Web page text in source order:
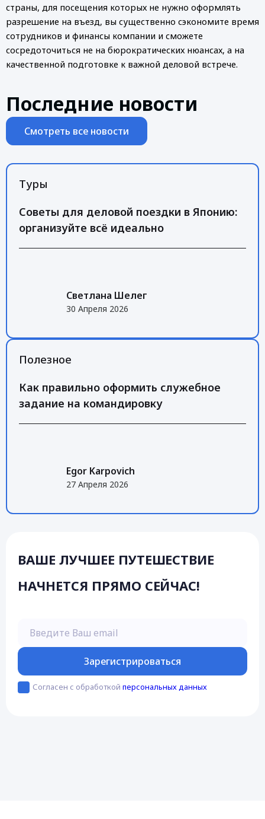
страны, для посещения которых не нужно оформлять
разрешение на въезд, вы существенно сэкономите время
сотрудников и финансы компании и сможете
сосредоточиться не на бюрократических нюансах, а на
качественной подготовке к важной деловой встрече.
Последние новости
Смотреть все новости
Туры
Советы для деловой поездки в Японию:
организуйте всё идеально
Светлана Шелег
30 Апреля 2026
Полезное
Как правильно оформить служебное
задание на командировку
Egor Karpovich
27 Апреля 2026
ВАШЕ ЛУЧШЕЕ ПУТЕШЕСТВИЕ
НАЧНЕТСЯ ПРЯМО СЕЙЧАС!
Зарегистрироваться
Согласен с обработкой персональных данных